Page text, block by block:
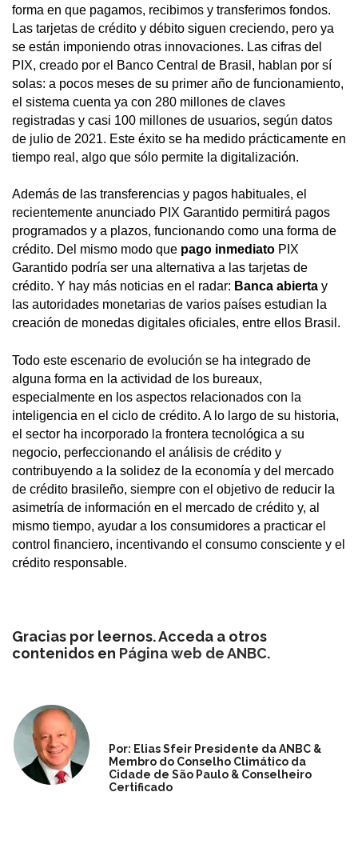
forma en que pagamos, recibimos y transferimos fondos.
Las tarjetas de crédito y débito siguen creciendo, pero ya
se están imponiendo otras innovaciones. Las cifras del
PIX, creado por el Banco Central de Brasil, hablan por sí
solas: a pocos meses de su primer año de funcionamiento,
el sistema cuenta ya con 280 millones de claves
registradas y casi 100 millones de usuarios, según datos
de julio de 2021. Este éxito se ha medido prácticamente en
tiempo real, algo que sólo permite la digitalización.
Además de las transferencias y pagos habituales, el
recientemente anunciado PIX Garantido permitirá pagos
programados y a plazos, funcionando como una forma de
crédito. Del mismo modo que pago inmediato PIX
Garantido podría ser una alternativa a las tarjetas de
crédito. Y hay más noticias en el radar: Banca abierta y
las autoridades monetarias de varios países estudian la
creación de monedas digitales oficiales, entre ellos Brasil.
Todo este escenario de evolución se ha integrado de
alguna forma en la actividad de los bureaux,
especialmente en los aspectos relacionados con la
inteligencia en el ciclo de crédito. A lo largo de su historia,
el sector ha incorporado la frontera tecnológica a su
negocio, perfeccionando el análisis de crédito y
contribuyendo a la solidez de la economía y del mercado
de crédito brasileño, siempre con el objetivo de reducir la
asimetría de información en el mercado de crédito y, al
mismo tiempo, ayudar a los consumidores a practicar el
control financiero, incentivando el consumo consciente y el
crédito responsable.
Gracias por leernos. Acceda a otros
contenidos en Página web de ANBC.
Por: Elias Sfeir Presidente da ANBC &
Membro do Conselho Climático da
Cidade de São Paulo & Conselheiro
Certificado